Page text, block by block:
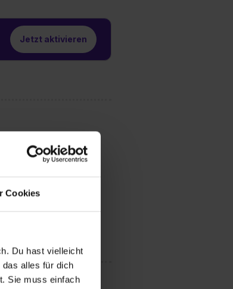
Cookies
Du hast vielleicht
alles für dich
Sie muss einfach
Jetzt aktivieren